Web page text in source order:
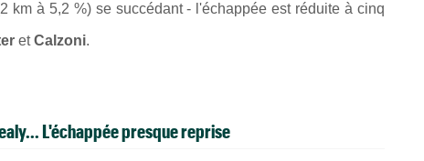
km à 5,2 %) se succédant - l'échappée est réduite à cinq
etCalzoni.
L'échappée presque reprise